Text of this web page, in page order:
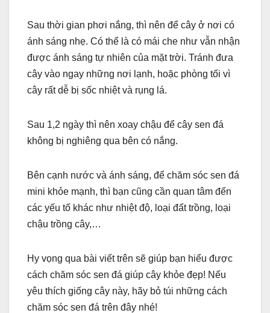
Sau thời gian phơi nắng, thì nên để cây ở nơi có
ánh sáng nhẹ. Có thể là có mái che như vẫn nhận
được ánh sáng tự nhiên của mặt trời. Tránh đưa
cây vào ngay những nơi lạnh, hoặc phòng tối vì
cây rất dễ bị sốc nhiệt và rụng lá.
Sau 1,2 ngày thì nên xoay chậu để cây sen đá
không bị nghiêng qua bên có nắng.
Bên cạnh nước và ánh sáng, để chăm sóc sen đá
mini khỏe mạnh, thì bạn cũng cần quan tâm đến
các yếu tố khác như nhiệt độ, loại đất trồng, loại
chậu trồng cây,…
Hy vọng qua bài viết trên sẽ giúp bạn hiểu được
cách chăm sóc sen đá giúp cây khỏe đẹp! Nếu
yêu thích giống cây này, hãy bỏ túi những cách
chăm sóc sen đá trên đây nhé!